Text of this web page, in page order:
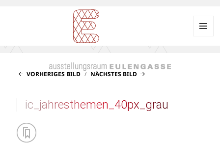
EULENGASSE
VORHERIGES BILD NÄCHSTES BILD
ic_jahresthemen_40px_grau